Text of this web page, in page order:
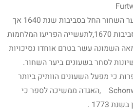
תחילת ייצור השעונים ביער השחור החל בסביבות שנת 1640 אך
הייצור התעשייתי החל בסביבות 1670,לתעשייה הפריעו המלחמות
השמונה עשר בטרם אוחדו נסיכויות
לסחר בשעונים ביער השחור.
כי מפעל השעונים הוותיק ביותר
בעולם נמצא בעיירה Schonwald ,האגדה ממשיכה לספר כי
1773 .